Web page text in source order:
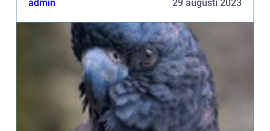
admin 29 augusti 2023